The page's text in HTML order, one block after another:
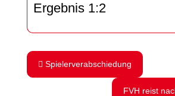
Ergebnis 1:2
Spielerverabschiedung
FVH reist